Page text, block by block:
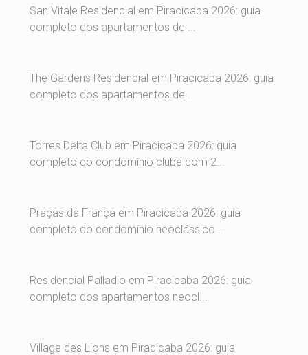
San Vitale Residencial em Piracicaba 2026: guia
completo dos apartamentos de ...
The Gardens Residencial em Piracicaba 2026: guia
completo dos apartamentos de...
Torres Delta Club em Piracicaba 2026: guia
completo do condomínio clube com 2...
Praças da França em Piracicaba 2026: guia
completo do condomínio neoclássico ...
Residencial Palladio em Piracicaba 2026: guia
completo dos apartamentos neocl...
Village des Lions em Piracicaba 2026: guia